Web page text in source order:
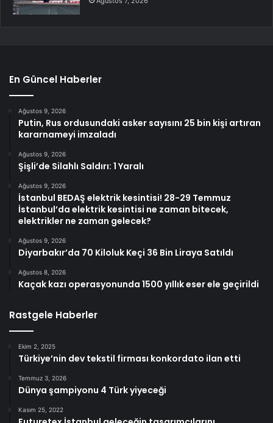
En Güncel Haberler
Ağustos 9, 2026
Putin, Rus ordusundaki asker sayısını 25 bin kişi artıran
kararnameyi imzaladı
Ağustos 9, 2026
Şişli’de Silahlı Saldırı: 1 Yaralı
Ağustos 9, 2026
İstanbul BEDAŞ elektrik kesintisi! 28-29 Temmuz
İstanbul’da elektrik kesintisi ne zaman bitecek,
elektrikler ne zaman gelecek?
Ağustos 9, 2026
Diyarbakır’da 70 Kiloluk Keçi 36 Bin Liraya Satıldı
Ağustos 8, 2026
Kaçak kazı operasyonunda 1500 yıllık eser ele geçirildi
Rastgele Haberler
Ekim 2, 2025
Türkiye’nin dev tekstil firması konkordato ilan etti
Temmuz 3, 2026
Dünya şampiyonu 4 Türk yiyeceği
Kasım 25, 2022